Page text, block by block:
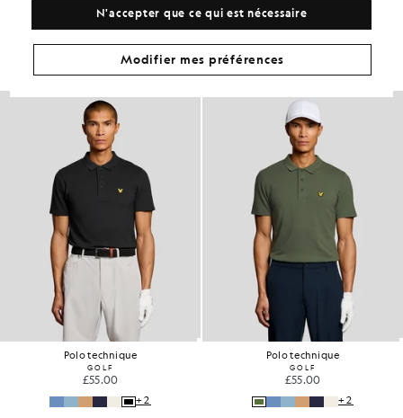
Adoptez ce look
pour rehausser votre garde-robe.
Polo technique
GOLF
£55.00
+2
Polo technique
GOLF
£55.00
+2
N'accepter que ce qui est nécessaire
Modifier mes préférences